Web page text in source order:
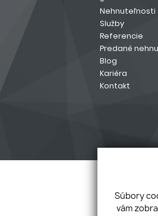
Nehnuteľnosti
Služby
Referencie
Predané
Blog
Kariéra
Kontakt
Súbory
vám